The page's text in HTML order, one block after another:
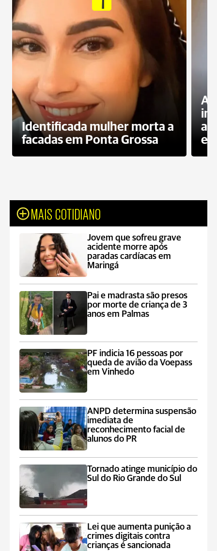
Identificada mulher morta a
facadas em Ponta Grossa
MAIS COTIDIANO
Jovem que sofreu grave
acidente morre após
paradas cardíacas em
Maringá
Pai e madrasta são presos
por morte de criança de 3
anos em Palmas
PF indicia 16 pessoas por
queda de avião da Voepass
em Vinhedo
ANPD determina suspensão
imediata de
reconhecimento facial de
alunos do PR
Tornado atinge município do
Sul do Rio Grande do Sul
Lei que aumenta punição a
crimes digitais contra
crianças é sancionada